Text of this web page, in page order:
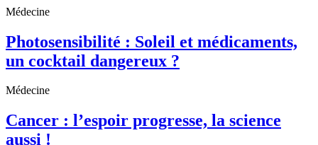
Médecine
Photosensibilité : Soleil et médicaments,
un cocktail dangereux ?
Médecine
Cancer : l’espoir progresse, la science
aussi !